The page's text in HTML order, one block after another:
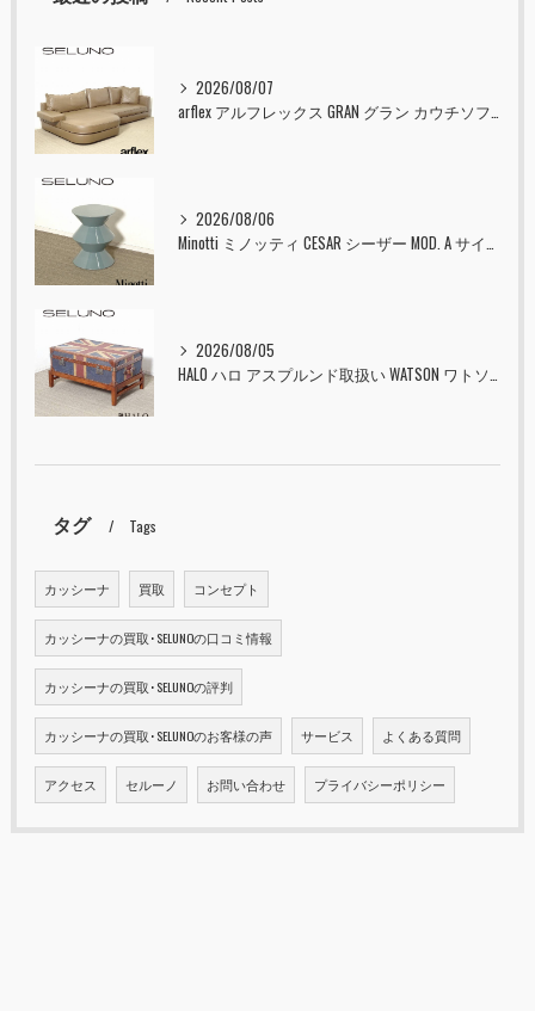
2026/08/07
2026/08/06
2026/08/05
タグ Tags
カッシーナ 買取 コンセプト
カッシーナの買取･SELUNOの口コミ情報
カッシーナの買取･SELUNOの評判
カッシーナの買取･SELUNOのお客様の声 サービス よくある質問
アクセス セルーノ お問い合わせ プライバシーポリシー